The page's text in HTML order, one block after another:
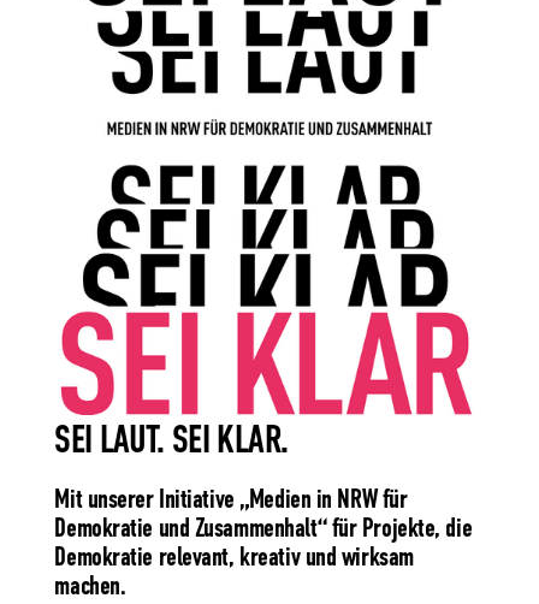
SEI LAUT. SEI KLAR.
Mit unserer Initiative „Medien in NRW für
Demokratie und Zusammenhalt“ für Projekte, die
Demokratie relevant, kreativ und wirksam
machen.